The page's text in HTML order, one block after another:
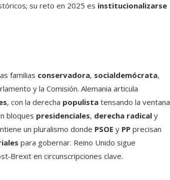
su reto en 2025 es institucionalizarse
familias conservadora, socialdemócrata,
y la Comisión. Alemania articula
, con la derecha populista tensando la ventana
bloques presidenciales, derecha radical y
un pluralismo donde PSOE y PP precisan
para gobernar. Reino Unido sigue
en circunscripciones clave.